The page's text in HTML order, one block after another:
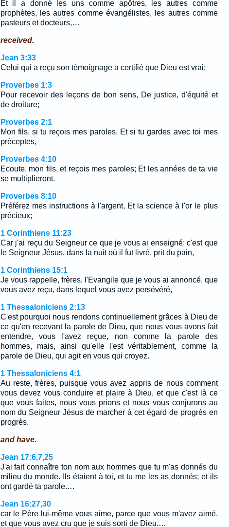
Et il a donné les uns comme apôtres, les autres comme
prophètes, les autres comme évangélistes, les autres comme
pasteurs et docteurs,…
received.
Jean 3:33
Celui qui a reçu son témoignage a certifié que Dieu est vrai;
Proverbes 1:3
Pour recevoir des leçons de bon sens, De justice, d'équité et
de droiture;
Proverbes 2:1
Mon fils, si tu reçois mes paroles, Et si tu gardes avec toi mes
préceptes,
Proverbes 4:10
Ecoute, mon fils, et reçois mes paroles; Et les années de ta vie
se multiplieront.
Proverbes 8:10
Préférez mes instructions à l'argent, Et la science à l'or le plus
précieux;
1 Corinthiens 11:23
Car j'ai reçu du Seigneur ce que je vous ai enseigné; c'est que
le Seigneur Jésus, dans la nuit où il fut livré, prit du pain,
1 Corinthiens 15:1
Je vous rappelle, frères, l'Evangile que je vous ai annoncé, que
vous avez reçu, dans lequel vous avez persévéré,
1 Thessaloniciens 2:13
C'est pourquoi nous rendons continuellement grâces à Dieu de
ce qu'en recevant la parole de Dieu, que nous vous avons fait
entendre, vous l'avez reçue, non comme la parole des
hommes, mais, ainsi qu'elle l'est véritablement, comme la
parole de Dieu, qui agit en vous qui croyez.
1 Thessaloniciens 4:1
Au reste, frères, puisque vous avez appris de nous comment
vous devez vous conduire et plaire à Dieu, et que c'est là ce
que vous faites, nous vous prions et nous vous conjurons au
nom du Seigneur Jésus de marcher à cet égard de progrès en
progrès.
and have.
Jean 17:6,7,25
J'ai fait connaître ton nom aux hommes que tu m'as donnés du
milieu du monde. Ils étaient à toi, et tu me les as donnés; et ils
ont gardé ta parole.…
Jean 16:27,30
car le Père lui-même vous aime, parce que vous m'avez aimé,
et que vous avez cru que je suis sorti de Dieu.…